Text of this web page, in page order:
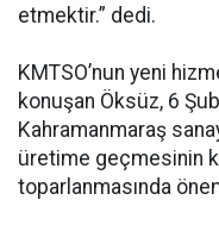
etmektir.” dedi.
KMTSO’nun yeni
konuşan Öksüz, 6
Kahramanmaraş
üretime geçmesinin
toparlanmasında